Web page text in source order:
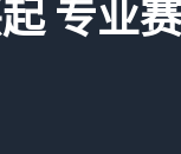
专业